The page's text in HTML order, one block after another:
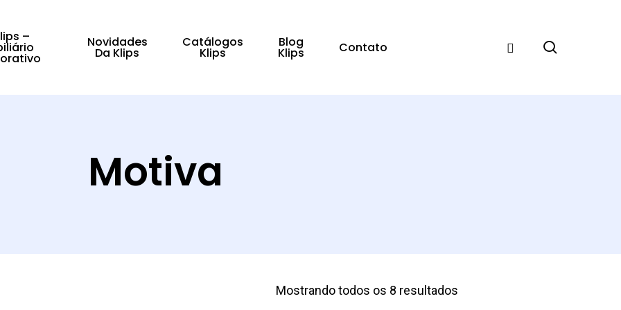
– Novidades
Da Klips
Catálogos
Klips
Blog
Klips Contato
Motiva
Mostrando todos os 8 resultados